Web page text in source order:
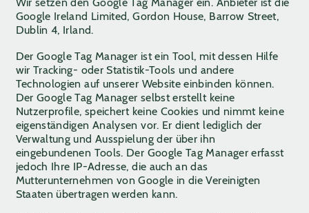
Google Ireland Limited, Gordon House, Barrow Street,
Dublin 4, Irland.
Der Google Tag Manager ist ein Tool, mit dessen Hilfe
wir Tracking- oder Statistik-Tools und andere
Technologien auf unserer Website einbinden können.
Der Google Tag Manager selbst erstellt keine
Nutzerprofile, speichert keine Cookies und nimmt keine
eigenständigen Analysen vor. Er dient lediglich der
Verwaltung und Ausspielung der über ihn
eingebundenen Tools. Der Google Tag Manager erfasst
jedoch Ihre IP-Adresse, die auch an das
Mutterunternehmen von Google in die Vereinigten
Staaten übertragen werden kann.